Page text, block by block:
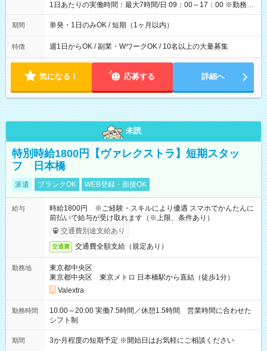
1日あたりの実働時間：最大7時間/日 09：00～17：00 ※勤務時
間は 試験により異なります。
期間 単発・1日のみOK / 短期（1ヶ月以内）
特徴 週1日からOK / 副業・WワークOK / 10名以上の大量募集
気になる！ 応募する 詳細へ
未読
特別時給1800円【ヴァレクストラ】短期スタッ
フ 日本橋
派遣 ブランクOK WEB登録・面接OK
給与
時給1800円 ※ご経験・スキルにより優遇 スマホでかんたんに
前払いで給与が受け取れます（※上限、条件あり）
交通費別途支給あり
交通費 交通費全額支給（規定あり）
勤務地
東京都中央区
東京都中央区 東京メトロ 日本橋駅から直結（徒歩1分）
Valextra
勤務時間
10:00～20:00 実働7.5時間／休憩1.5時間 営業時間に合わせた
シフト制
期間 3か月程度の短期予定 ※開始日はお気軽にご相談ください